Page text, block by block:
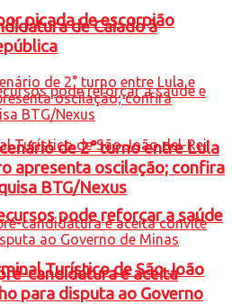
picada de escorpião
pode reforçar a saúde
Turístico de São João
de Caiado à
de 2° turno entre Lula
apresenta oscilação; confira
BTG/Nexus
candidatura e aceita
para disputa ao Governo